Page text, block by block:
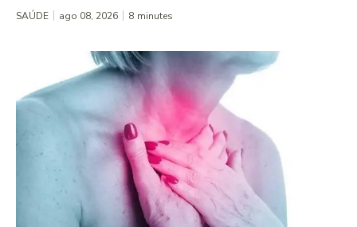
SAÚDE ago 08, 2026 8 minutes